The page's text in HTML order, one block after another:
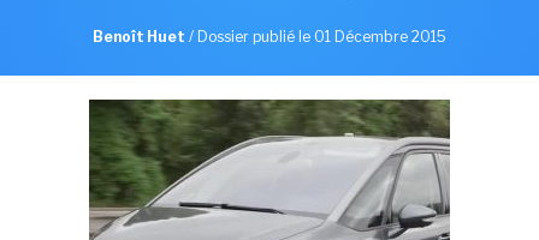
Benoît Huet / Dossier publié le 01 Décembre 2015